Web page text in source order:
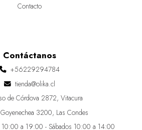
Contacto
Contáctanos
+56229294784
tienda@olika.cl
de Córdova 2872, Vitacura
3200, Las Condes
10:00 a 19:00 - Sábados 10:00 a 14:00